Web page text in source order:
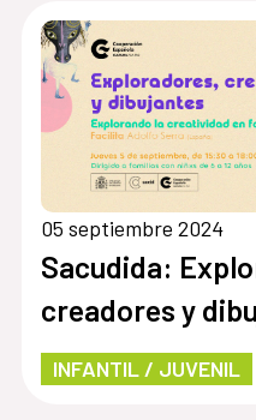
05 septiembre 2024
Sacudida:
creadores y
INFANTIL / JUVENIL